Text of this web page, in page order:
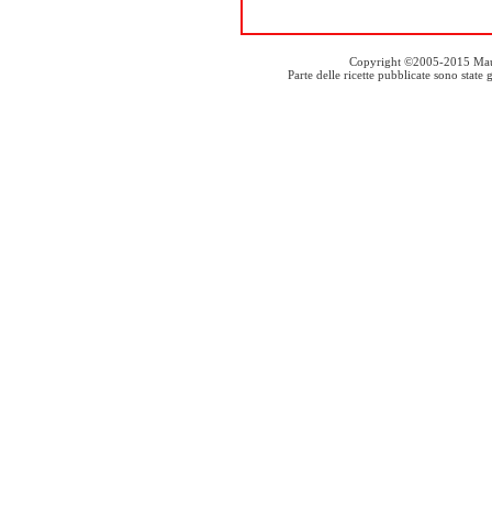
Copyright ©2005-2015
Parte delle ricette pubblicate sono state